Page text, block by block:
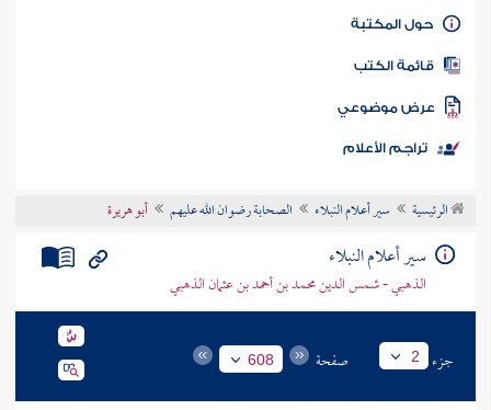
كتاب الأمة
المكتبة
الكتب
موضوعي
تراجم الأعلام
الرئيسية سير أعلام النبلاء الصحابة رضوان الله عليهم أبو هريرة
سير أعلام النبلاء
الذهبي - شمس الدين محمد بن أحمد بن عثمان الذهبي
جزء 2 صفحة 608